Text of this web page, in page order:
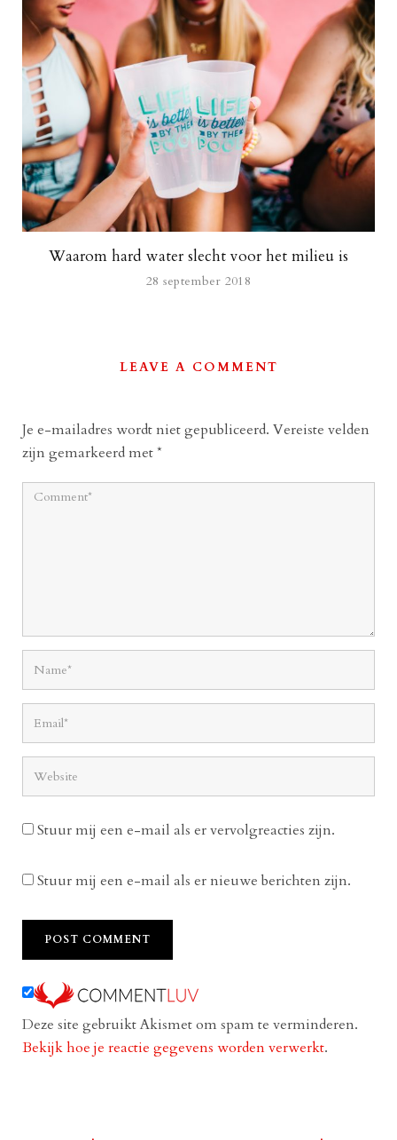
Waarom hard water slecht voor het milieu is
28 september 2018
LEAVE A COMMENT
Je e-mailadres wordt niet gepubliceerd. Vereiste velden
zijn gemarkeerd met*
Stuur mij een e-mail als er vervolgreacties zijn.
Stuur mij een e-mail als er nieuwe berichten zijn.
Deze site gebruikt Akismet om spam te verminderen.
Bekijk hoe je reactie gegevens worden verwerkt.